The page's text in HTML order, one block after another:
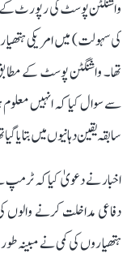
واشنگٹن پوسٹ کی رپورٹ کے
کی سہولت) میں امریکی
تھا۔ واشنگٹن پوسٹ کے
سے سوال کیا کہ انہیں معلوم
سابقہ ​​یقین دہانیوں میں بتا یا
اخبار نے دعویٰ کیا کہ
دفاعی مداخلت کرنے
ہتھیاروں کی کمی نے مبینہ